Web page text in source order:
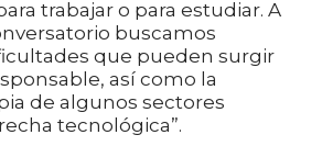
trabajar o para estudiar. A
buscamos
que pueden surgir
así como la
de algunos sectores
tecnológica”.